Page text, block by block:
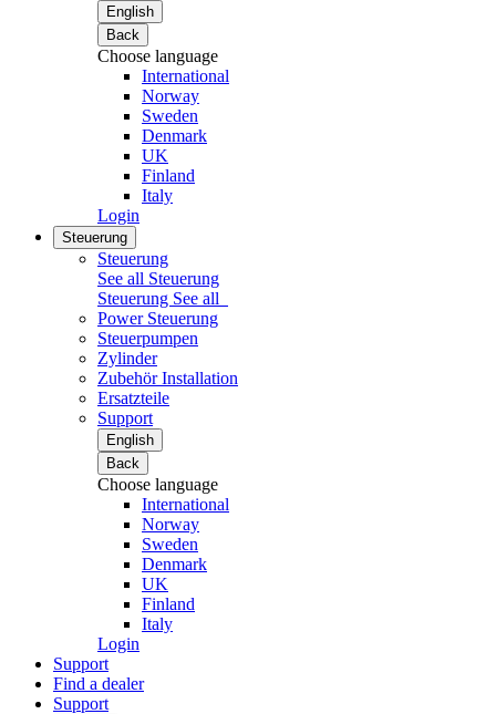
English
Back
Choose language
International
Norway
Sweden
Denmark
UK
Finland
Italy
Login
Steuerung
Steuerung
See all Steuerung
Steuerung See all
Power Steuerung
Steuerpumpen
Zylinder
Zubehör Installation
Ersatzteile
Support
English
Back
Choose language
International
Norway
Sweden
Denmark
UK
Finland
Italy
Login
Support
Find a dealer
Support